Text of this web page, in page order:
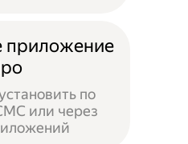
приложение
по
или через